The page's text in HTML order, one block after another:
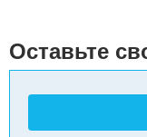
Оставьте